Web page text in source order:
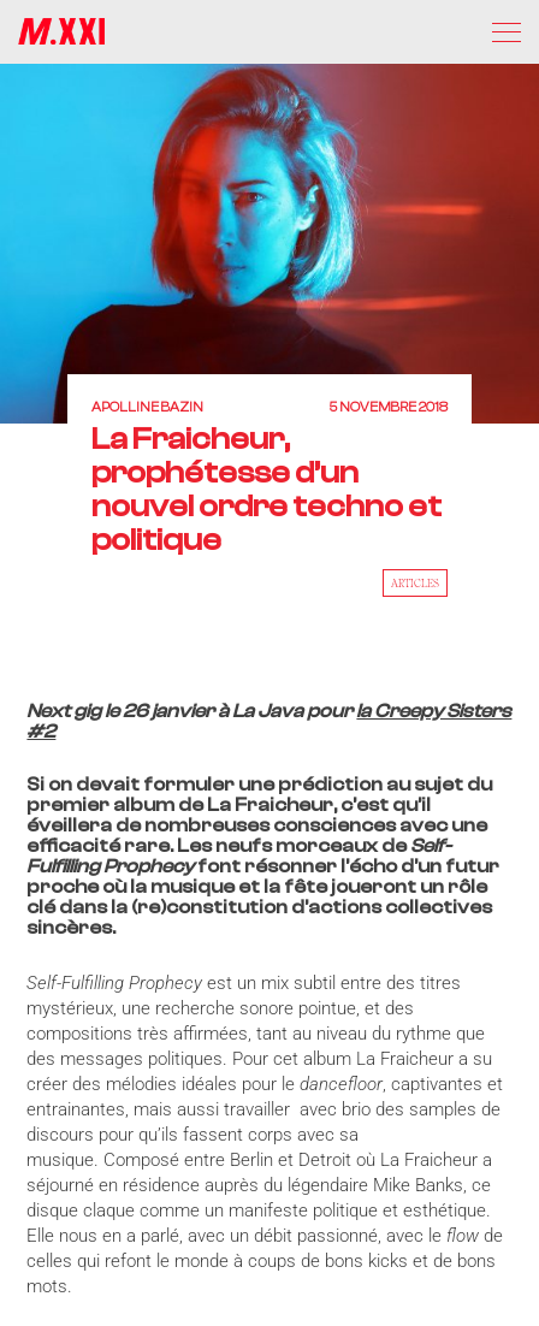
APOLLINE BAZIN 5 NOVEMBRE 2018
La Fraicheur,
prophétesse d’un
nouvel ordre techno et
politique
ARTICLES
Next gig le 26 janvier à La Java pourla Creepy Sisters
#2
Si on devait formuler une prédiction au sujet du
premier album de La Fraicheur, c’est qu’il
éveillera de nombreuses consciences avec une
efficacité rare. Les neufs morceaux deSelf-
Fulfilling Prophecyfont résonner l’écho d’un futur
proche où la musique et la fête joueront un rôle
clé dans la (re)constitution d’actions collectives
sincères.
Self-Fulfilling Prophecyest un mix subtil entre des titres
mystérieux, une recherche sonore pointue, et des
compositions très affirmées, tant au niveau du rythme que
des messages politiques. Pour cet album La Fraicheur a su
créer des mélodies idéales pour ledancefloor, captivantes et
entrainantes, mais aussi travailler avec brio des samples de
discours pour qu’ils fassent corps avec sa
musique. Composé entre Berlin et Detroit où La Fraicheur a
séjourné en résidence auprès du légendaire Mike Banks, ce
disqueclaque comme un manifeste politique et esthétique.
Elle nous en a parlé, avec un débit passionné, avec le flow de
celles qui refont le monde à coups de bons kicks et de bons
mots.